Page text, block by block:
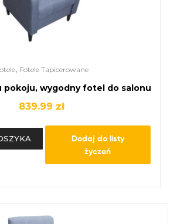
, Fotele Tapicerowane
pokoju, wygodny fotel do salonu
839.99 zł
Dodaj do listy
życzeń